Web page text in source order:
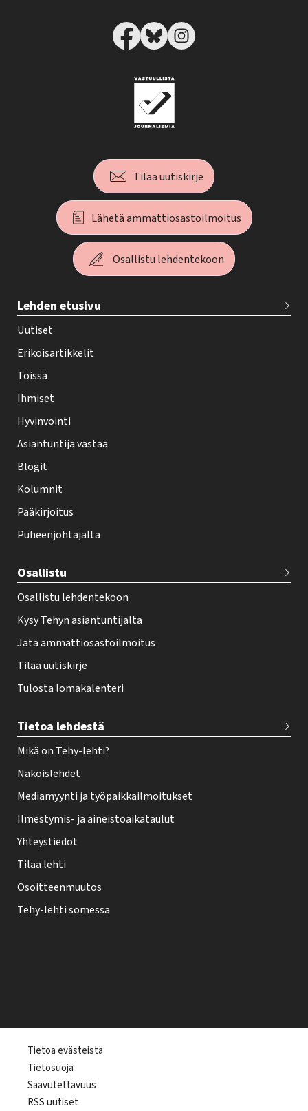
Tilaa uutiskirje
Lähetä ammattiosastoilmoitus
Osallistu lehdentekoon
e
h
y
-
e
h
t
i
f
o
t
r
Lehden etusivu
Uutiset
Erikoisartikkelit
Töissä
Ihmiset
Hyvinvointi
Asiantuntija vastaa
Blogit
Kolumnit
Pääkirjoitus
Puheenjohtajalta
Osallistu
Osallistu lehdentekoon
Kysy Tehyn asiantuntijalta
Jätä ammattiosastoilmoitus
Tilaa uutiskirje
Tulosta lomakalenteri
Tietoa lehdestä
Mikä on Tehy-lehti?
Näköislehdet
Mediamyynti ja työpaikkailmoitukset
Ilmestymis- ja aineistoaikataulut
Yhteystiedot
Tilaa lehti
Osoitteenmuutos
Tehy-lehti somessa
Tietoa evästeistä
Tietosuoja
Saavutettavuus
RSS uutiset